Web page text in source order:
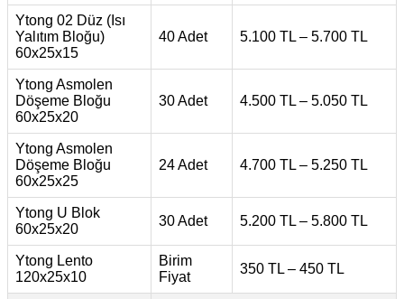
Ytong 02 Düz (Isı
Yalıtım Bloğu)
60x25x15
40 Adet 5.100 TL – 5.700 TL
Ytong Asmolen
Döşeme Bloğu
60x25x20
30 Adet 4.500 TL – 5.050 TL
Ytong Asmolen
Döşeme Bloğu
60x25x25
24 Adet 4.700 TL – 5.250 TL
Ytong U Blok
60x25x20
30 Adet 5.200 TL – 5.800 TL
Ytong Lento
120x25x10
Birim
Fiyat
350 TL – 450 TL